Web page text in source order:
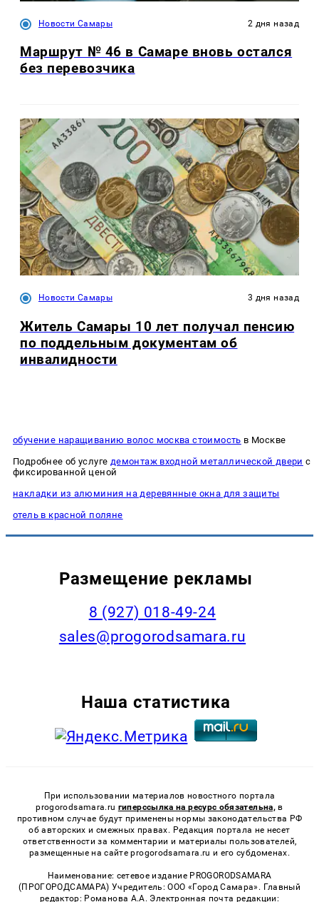
Новости Самары 2 дня назад
Маршрут № 46 в Самаре вновь остался
без перевозчика
Новости Самары 3 дня назад
Житель Самары 10 лет получал пенсию
по поддельным документам об
инвалидности
обучение наращиванию волос москва стоимость в Москве
Подробнее об услуге демонтаж входной металлической двери с
фиксированной ценой
накладки из алюминия на деревянные окна для защиты
отель в красной поляне
Размещение рекламы
8 (927) 018-49-24
sales@progorodsamara.ru
Наша статистика
При использовании материалов новостного портала
progorodsamara.ru гиперссылка на ресурс обязательна, в
противном случае будут применены нормы законодательства РФ
об авторских и смежных правах. Редакция портала не несет
ответственности за комментарии и материалы пользователей,
размещенные на сайте progorodsamara.ru и его субдоменах.
Наименование: сетевое издание PROGORODSAMARA
(ПРОГОРОДСАМАРА) Учредитель: ООО «Город Самара». Главный
редактор: Романова А.А. Электронная почта редакции: